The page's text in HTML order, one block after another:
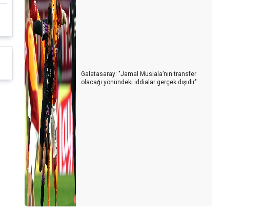
Galatasaray: "Jamal Musiala’nın transfer
olacağı yönündeki iddialar gerçek dışıdır"